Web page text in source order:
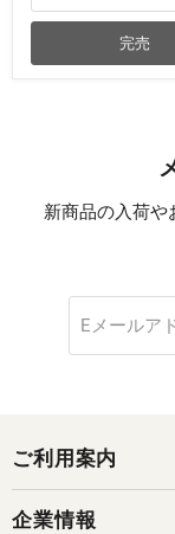
完売
新商品の入荷や
Eメールア
ご利用案内
企業情報